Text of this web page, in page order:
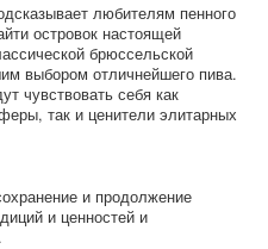
любителям пенного
островок настоящей
брюссельской
выбором отличнейшего пива.
чувствовать себя как
так и ценители элитарных
и продолжение
и ценностей и